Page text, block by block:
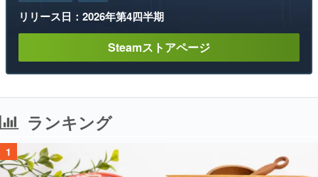
リリース日：2026年第4四半期
Steamストアページ
ランキング
1